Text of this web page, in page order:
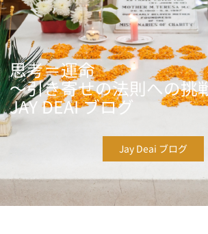
思考＝運命
〜引き寄せの法則への挑
JAY DEAI ブログ
Jay Deai ブログ